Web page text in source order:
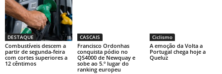
DESTAQUE
Combustíveis descem a
partir de segunda-feira
com cortes superiores a
12 cêntimos
CASCAIS
Francisco Ordonhas
conquista pódio no
QS4000 de Newquay e
sobe ao 5.º lugar do
ranking europeu
Ciclismo
A emoção da Volta a
Portugal chega hoje a
Queluz